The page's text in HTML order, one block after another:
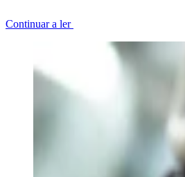
Continuar a ler